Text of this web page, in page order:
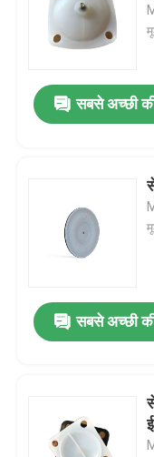
सबसे अच्छी
सबसे अच्छी